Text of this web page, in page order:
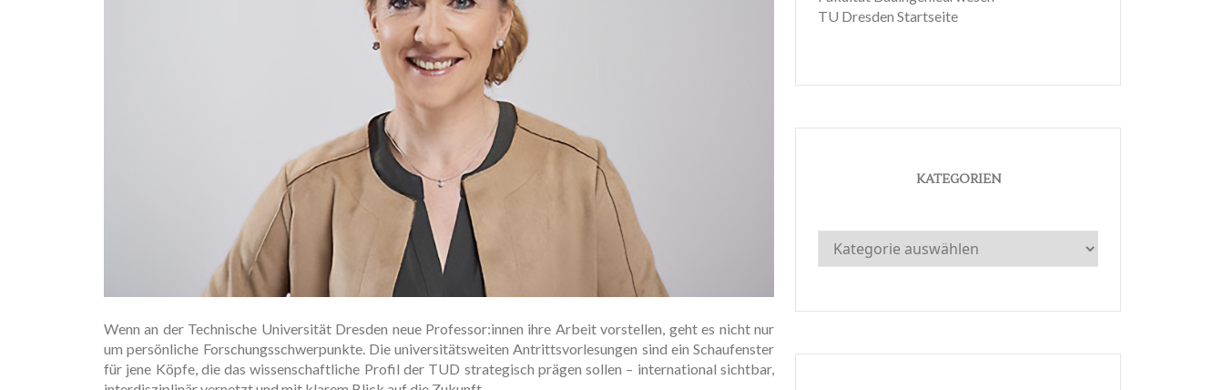
Wenn an der Technische Universität Dresden neue Professor:innen ihre Arbeit vorstellen, geht es nicht nur
um persönliche Forschungsschwerpunkte. Die universitätsweiten Antrittsvorlesungen sind ein Schaufenster
für jene Köpfe, die das wissenschaftliche Profil der TUD strategisch prägen sollen – international sichtbar,
TU Dresden Startseite
KATEGORIEN
Kategorien